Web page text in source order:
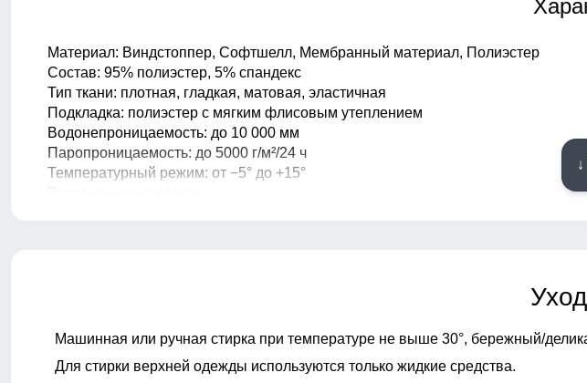
Обхват рукава в плече
Измеряется вокруг верхней части
E
Обхват груди
Измеряется вокруг самой широкой
части груди.
Обхват бедер
верхнего
Обхват талии
Измеряется
части бедер и
Материал: Виндстоппер, Софтшелл, Мембранный материал, Полиэстер
Состав: 95% полиэстер, 5% спандекс
Тип ткани: плотная, гладкая, матовая, эластичная
Подкладка: полиэстер с мягким флисовым утеплением
Водонепроницаемость: до 10 000 мм
Паропроницаемость: до 5000 г/м²/24 ч
Температурный режим: от −5° до +15°
Тип карманов куртки:
— 2 нагрудных кармана на влагозащитной молнии
Машинная или ручная стирка при температуре не выше 30°, бережный/
Для стирки верхней одежды используются только жидкие средства.